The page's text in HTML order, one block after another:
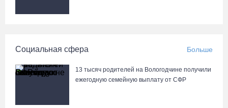
Социальная сфера Больше
13 тысяч родителей на Вологодчине получили
ежегодную семейную выплату от СФР